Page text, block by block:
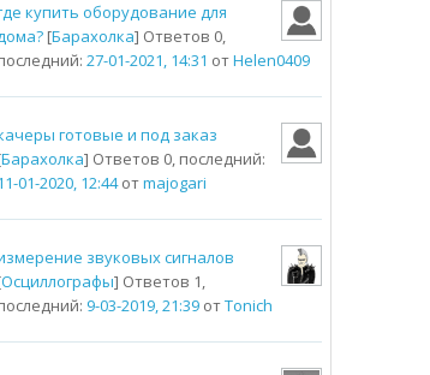
купить оборудование для
[Барахолка] Ответов 0,
27-01-2021, 14:31 отHelen0409
готовые и под заказ
Барахолка] Ответов 0, последний:
01-2020, 12:44отmajogari
звуковых сигналов
Осциллографы] Ответов 1,
9-03-2019, 21:39отTonich